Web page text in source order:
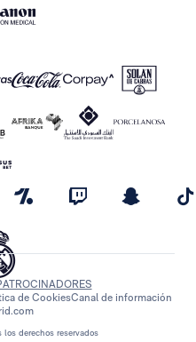
derechos reservados
de CookiesCanal de información